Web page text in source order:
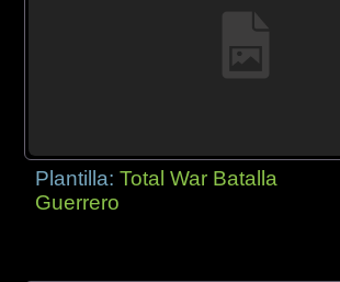
Plantilla:Total War Batalla
Guerrero